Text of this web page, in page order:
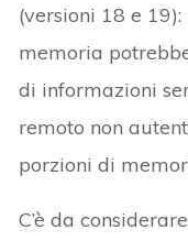
(versioni 18 e
memoria
di informazioni
remoto non
porzioni di
C’è da